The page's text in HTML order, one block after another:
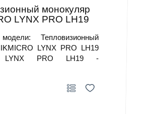
Ручной тепловизор в
умещается в кармане.
наблюдения. Частота кадров
картинку при слежении за
строят тепловую карту кожных
пациента. Пожарные и
применяют тепловизионные
людей в задымлённых
монокуляр
LYNX PRO LH19
Тепловизионный
LYNX PRO LH19
LYNX PRO LH19 -